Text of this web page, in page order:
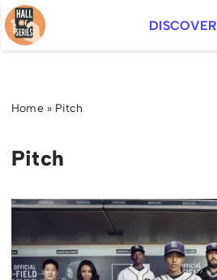
Vai
DISCOVER
Home» Pitch
Pitch